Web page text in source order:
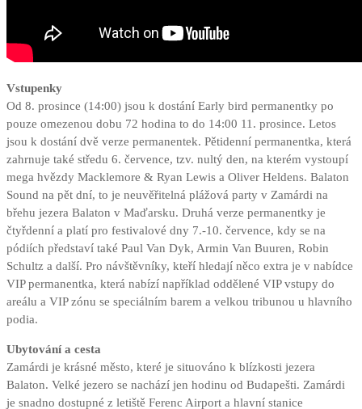
Vstupenky
Od 8. prosince (14:00) jsou k dostání Early bird permanentky po
pouze omezenou dobu 72 hodina to do 14:00 11. prosince. Letos
jsou k dostání dvě verze permanentek. Pětidenní permanentka, která
zahrnuje také středu 6. července, tzv. nultý den, na kterém vystoupí
mega hvězdy Macklemore & Ryan Lewis a Oliver Heldens. Balaton
Sound na pět dní, to je neuvěřitelná plážová party v Zamárdi na
břehu jezera Balaton v Maďarsku. Druhá verze permanentky je
čtyřdenní a platí pro festivalové dny 7.-10. července, kdy se na
pódiích představí také Paul Van Dyk, Armin Van Buuren, Robin
Schultz a další. Pro návštěvníky, kteří hledají něco extra je v nabídce
VIP permanentka, která nabízí například oddělené VIP vstupy do
areálu a VIP zónu se speciálním barem a velkou tribunou u hlavního
podia.
Ubytování a cesta
Zamárdi je krásné město, které je situováno k blízkosti jezera
Balaton. Velké jezero se nachází jen hodinu od Budapešti. Zamárdi
je snadno dostupné z letiště Ferenc Airport a hlavní stanice